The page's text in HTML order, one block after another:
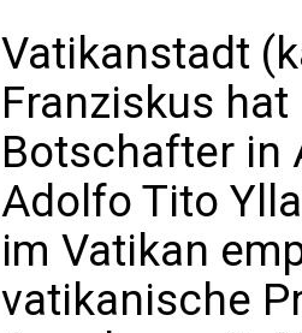
Vatikanstadt
Franziskus
Botschafter in
Adolfo Tito
im Vatikan
vatikanische